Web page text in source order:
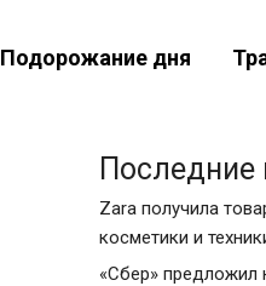
Подорожание дня
Последние
Zara получила
косметики и
«Сбер»